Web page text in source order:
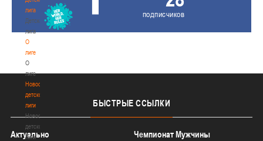
лига
Детская
лига
О
лиге
О
лиге
Новости
детской
лиги
Новости
детской
лиги
подписчиков
БЫСТРЫЕ ССЫЛКИ
Актуально
Чемпионат Мужчины